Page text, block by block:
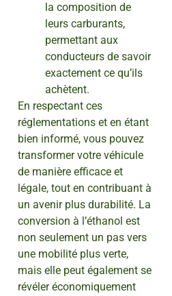
la composition de
leurs carburants,
permettant aux
conducteurs de savoir
exactement ce qu’ils
achètent.
En respectant ces
réglementations et en étant
bien informé, vous pouvez
transformer votre véhicule
de manière efficace et
légale, tout en contribuant à
un avenir plus durabilité. La
conversion à l’éthanol est
non seulement un pas vers
une mobilité plus verte,
mais elle peut également se
révéler économiquement